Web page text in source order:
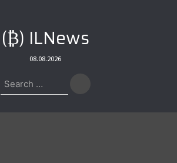
(₿) ILNews
08.08.2026
Search
for: